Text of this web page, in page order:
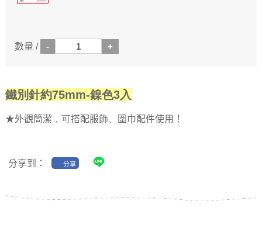
數量 /
鐵別針約75mm-鎳色3入
★外觀簡潔，可搭配服飾、圍巾配件使用！
分享到： 分享